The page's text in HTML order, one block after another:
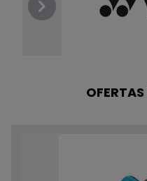
Previous
Next
OFERTAS